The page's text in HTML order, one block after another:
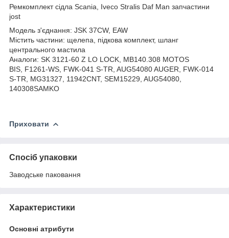
Ремкомплект сідла Scania, Iveco Stralis Daf Man запчастини
jost
Модель з'єднання: JSK 37CW, EAW
Містить частини: щелепа, підкова комплект, шланг
центрального мастила
Аналоги: SK 3121-60 Z LO LOCK, MB140.308 MOTOS
BIS, F1261-WS, FWK-041 S-TR, AUG54080 AUGER, FWK-014
S-TR, MG31327, 11942CNT, SEM15229, AUG54080,
140308SAMKO
Приховати
Спосіб упаковки
Заводське паковання
Характеристики
Основні атрибути